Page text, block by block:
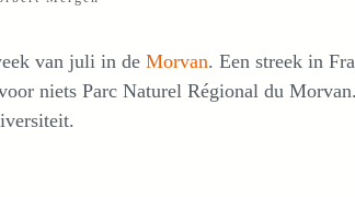
Wortelgroenten
van juli in de Morvan. Een streek in
niets Parc Naturel Régional du